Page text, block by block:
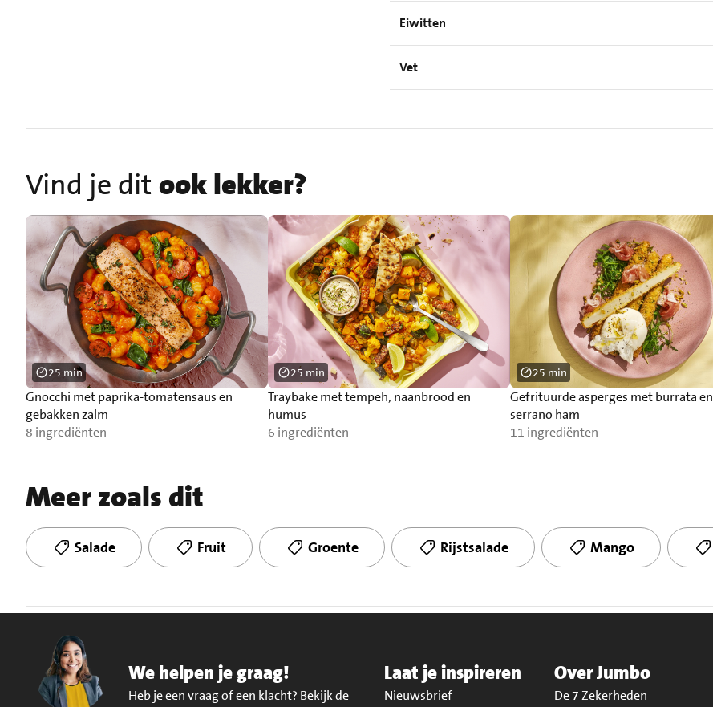
Eiwitten
Vet
Vind je ditook lekker?
Gnocchi met paprika-tomatensaus en
gebakken zalm
8 ingrediënten
25 min
Traybake met tempeh, naanbrood en
humus
6 ingrediënten
25 min
Gefrituurde asperges met burrata en
serrano ham
11 ingrediënten
25 min
Meer zoals dit
Salade Fruit Groente Rijstsalade Mango
We helpen je graag!
Heb je een vraag of een klacht? Bekijk de
Laat je inspireren
Nieuwsbrief
Over Jumbo
De 7 Zekerheden